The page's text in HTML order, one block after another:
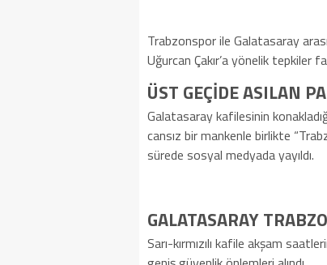
Trabzonspor ile Galatasaray
Uğurcan Çakır’a yönelik tepkiler
ÜST GEÇİDE ASILAN
Galatasaray kafilesinin
cansız bir mankenle birlikte
sürede sosyal medyada yayıldı.
GALATASARAY
Sarı-kırmızılı kafile akşam